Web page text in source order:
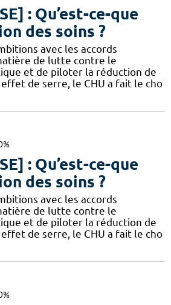
: Qu’est-ce-que
des soins ?
avec les accords
de lutte contre le
et de piloter la réduction de
effet de serre, le CHU a fait le cho
: Qu’est-ce-que
des soins ?
avec les accords
de lutte contre le
et de piloter la réduction de
effet de serre, le CHU a fait le cho